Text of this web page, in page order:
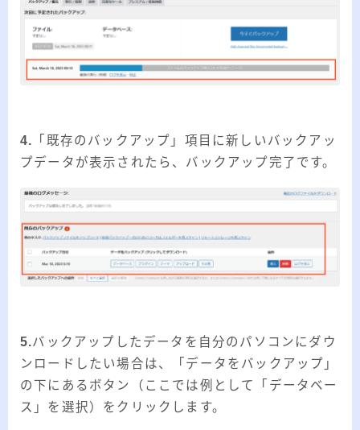
4. 「既存のバックアップ」項目に新しいバックアッ
プデータが表示されたら、バックアップ完了です。
5.バックアップしたデータを自分のパソコンにダウ
ンロードしたい場合は、「データをバックアップ」
の下にあるボタン（ここでは例として「データベー
ス」を選択）をクリックします。